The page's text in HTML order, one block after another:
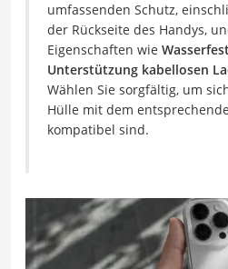
umfassenden Schutz,
der Rückseite des Handys,
Eigenschaften wie
Unterstützung kabellosen
Wählen Sie sorgfältig, um
Hülle mit dem
kompatibel sind.